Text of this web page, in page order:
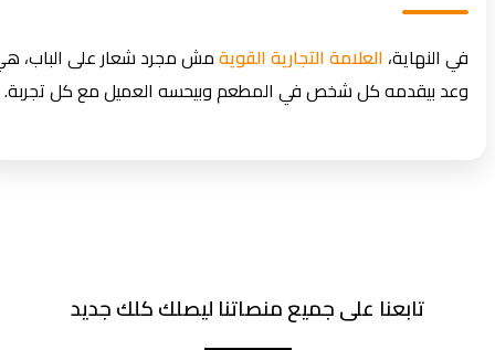
في النهاية،العلامة التجارية القويةمش مجرد شعار على الباب، هي
وعد بيقدمه كل شخص في المطعم وبيحسه العميل مع كل تجربة.
تابعنا على جميع منصاتنا ليصلك كلك جديد